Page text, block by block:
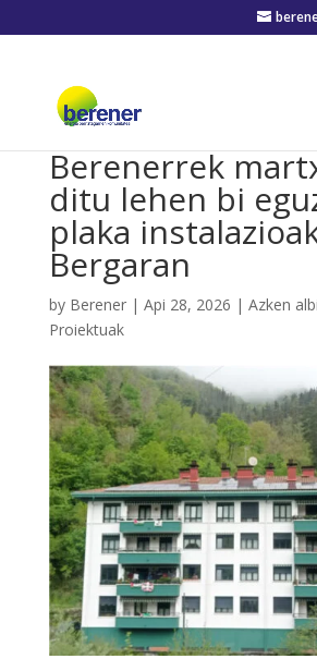
Berenerrek
ditu lehen bi
plaka
Bergaran
by Berener| Api 28, 2026 | Azken
Proiektuak